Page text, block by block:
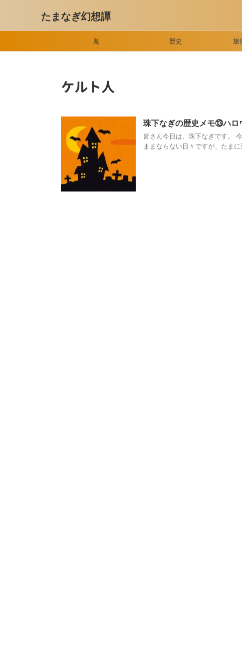
たまなぎ幻想譚
鬼 歴史 旅
ケルト人
珠下なぎの歴史メモ⑬ハ
皆さん今日は、珠下なぎです。
ままならない日々ですが、たま